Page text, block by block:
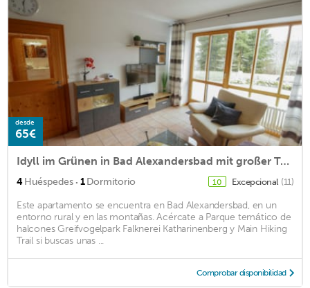
desde
65€
Idyll im Grünen in Bad Alexandersbad mit großer Terrasse und Garten
4Huéspedes · 1Dormitorio 10 Excepcional (11)
Este apartamento se encuentra en Bad Alexandersbad, en un
entorno rural y en las montañas. Acércate a Parque temático de
halcones Greifvogelpark Falknerei Katharinenberg y Main Hiking
Trail si buscas unas ...
Comprobar disponibilidad